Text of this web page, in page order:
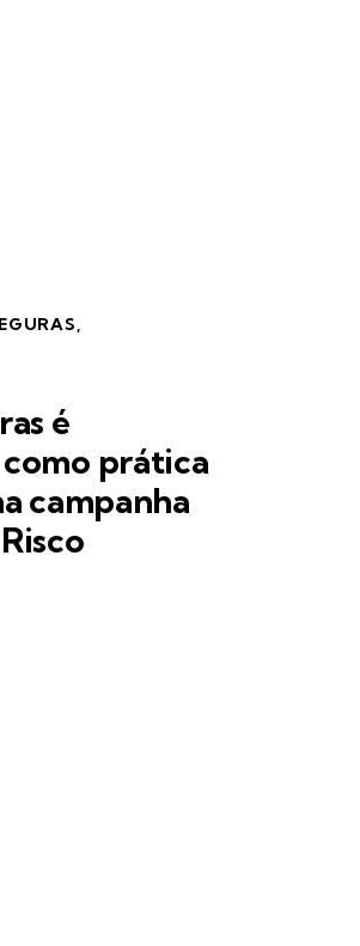
,
é
prática
campanha